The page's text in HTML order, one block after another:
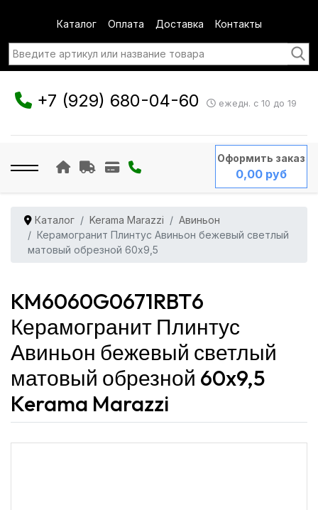
Каталог Оплата Доставка Контакты
+7 (929) 680-04-60 ежедн. с 10 до 19
Оформить заказ
0,00 руб
Каталог Kerama Marazzi
Авиньон
Керамогранит Плинтус Авиньон бежевый светлый
матовый обрезной 60x9,5
KM6060G0671RBT6
Керамогранит Плинтус
Авиньон бежевый светлый
матовый обрезной 60x9,5
Kerama Marazzi